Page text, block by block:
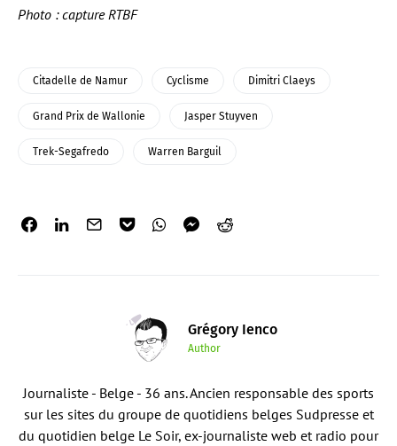
Photo : capture RTBF
Citadelle de Namur Cyclisme Dimitri Claeys
Grand Prix de Wallonie Jasper Stuyven
Trek-Segafredo Warren Barguil
Grégory Ienco
Author
Journaliste - Belge - 36 ans. Ancien responsable des sports
sur les sites du groupe de quotidiens belges Sudpresse et
du quotidien belge Le Soir, ex-journaliste web et radio pour